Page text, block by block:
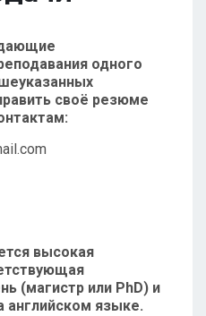
одного
своё резюме
высокая
(магистр или PhD) и
английском языке.